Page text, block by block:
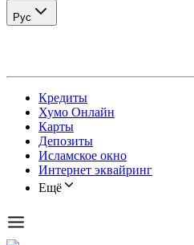
Рус
Кредиты
Хумо Онлайн
Карты
Депозиты
Исламское окно
Интернет эквайринг
Ещё